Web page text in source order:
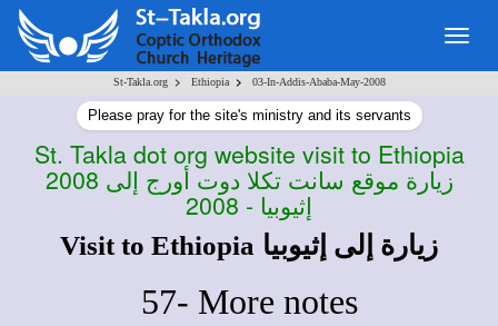
St-Takla.org > Ethiopia > 03-In-Addis-Ababa-May-2008
Please pray for the site's ministry and its servants
St. Takla dot org website visit to Ethiopia
2008 زيارة موقع سانت تكلا دوت أورج إلى
إثيوبيا - 2008
Visit to Ethiopia زيارة إلى إثيوبيا
57- More notes